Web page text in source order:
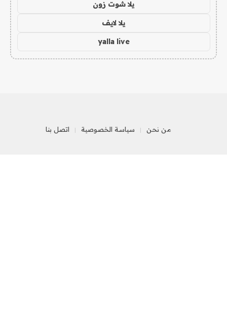
يلا شوت زون
يلا لايف
yalla live
من نحن سياسة الخصوصية اتصل بنا